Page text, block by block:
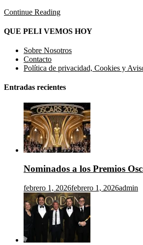
Continue Reading
QUE PELI VEMOS HOY
Sobre Nosotros
Contacto
Política de privacidad, Cookies y
Entradas recientes
Nominados a los Premios
febrero 1, 2026febrero 1, 2026admin